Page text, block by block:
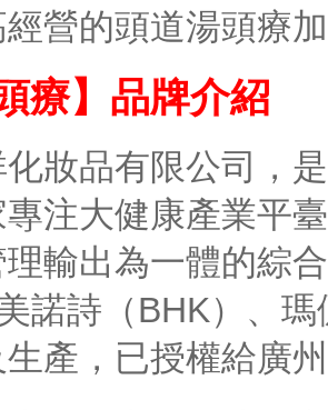
營的頭道湯頭療
療】品牌介紹
化妝品有限公司，
注大健康產業平
輸出為一體的綜
諾詩（BHK）、
產，已授權給廣